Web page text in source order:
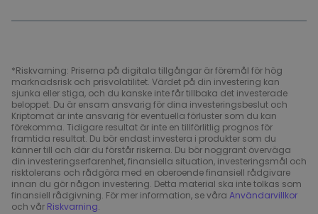
*Riskvarning: Priserna på digitala tillgångar är föremål för hög
marknadsrisk och prisvolatilitet. Värdet på din investering kan
sjunka eller stiga, och du kanske inte får tillbaka det investerade
beloppet. Du är ensam ansvarig för dina investeringsbeslut och
Kriptomat är inte ansvarig för eventuella förluster som du kan
förekomma. Tidigare resultat är inte en tillförlitlig prognos för
framtida resultat. Du bör endast investera i produkter som du
känner till och där du förstår riskerna. Du bör noggrant överväga
din investeringserfarenhet, finansiella situation, investeringsmål och
risktolerans och rådgöra med en oberoende finansiell rådgivare
innan du gör någon investering. Detta material ska inte tolkas som
finansiell rådgivning. För mer information, se våra Användarvillkor
och vår Riskvarning.